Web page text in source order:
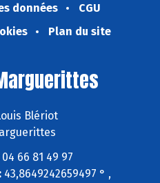
données
CGU
Plan du site
Blériot
04 66 81 49 97
43,8649242659497 ° ,